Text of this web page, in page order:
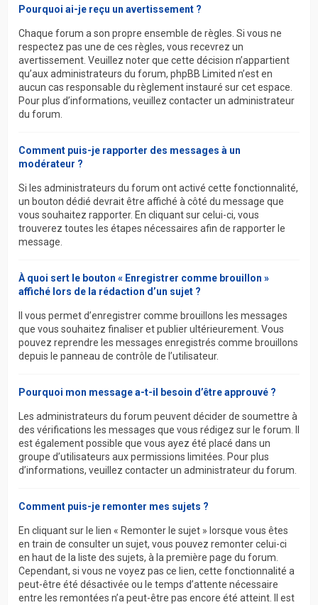
Pourquoi ai-je reçu un avertissement ?
Chaque forum a son propre ensemble de règles. Si vous ne
respectez pas une de ces règles, vous recevrez un
avertissement. Veuillez noter que cette décision n’appartient
qu’aux administrateurs du forum, phpBB Limited n’est en
aucun cas responsable du règlement instauré sur cet espace.
Pour plus d’informations, veuillez contacter un administrateur
du forum.
Comment puis-je rapporter des messages à un
modérateur ?
Si les administrateurs du forum ont activé cette fonctionnalité,
un bouton dédié devrait être affiché à côté du message que
vous souhaitez rapporter. En cliquant sur celui-ci, vous
trouverez toutes les étapes nécessaires afin de rapporter le
message.
À quoi sert le bouton « Enregistrer comme brouillon »
affiché lors de la rédaction d’un sujet ?
Il vous permet d’enregistrer comme brouillons les messages
que vous souhaitez finaliser et publier ultérieurement. Vous
pouvez reprendre les messages enregistrés comme brouillons
depuis le panneau de contrôle de l’utilisateur.
Pourquoi mon message a-t-il besoin d’être approuvé ?
Les administrateurs du forum peuvent décider de soumettre à
des vérifications les messages que vous rédigez sur le forum. Il
est également possible que vous ayez été placé dans un
groupe d’utilisateurs aux permissions limitées. Pour plus
d’informations, veuillez contacter un administrateur du forum.
Comment puis-je remonter mes sujets ?
En cliquant sur le lien « Remonter le sujet » lorsque vous êtes
en train de consulter un sujet, vous pouvez remonter celui-ci
en haut de la liste des sujets, à la première page du forum.
Cependant, si vous ne voyez pas ce lien, cette fonctionnalité a
peut-être été désactivée ou le temps d’attente nécessaire
entre les remontées n’a peut-être pas encore été atteint. Il est